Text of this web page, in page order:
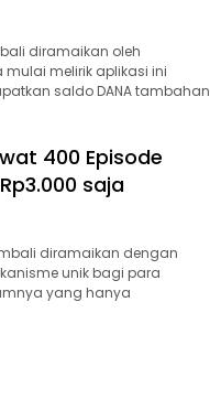
diramaikan oleh
mulai melirik aplikasi ini
saldo DANA tambahan
400 Episode
saja
diramaikan dengan
unik bagi para
yang hanya